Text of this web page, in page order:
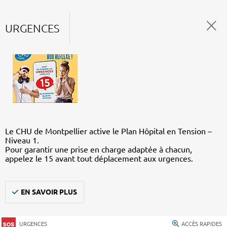
URGENCES
Le CHU de Montpellier active le Plan Hôpital en Tension –
Niveau 1.
Pour garantir une prise en charge adaptée à chacun,
appelez le 15 avant tout déplacement aux urgences.
EN SAVOIR PLUS
URGENCES ACCÈS RAPIDES